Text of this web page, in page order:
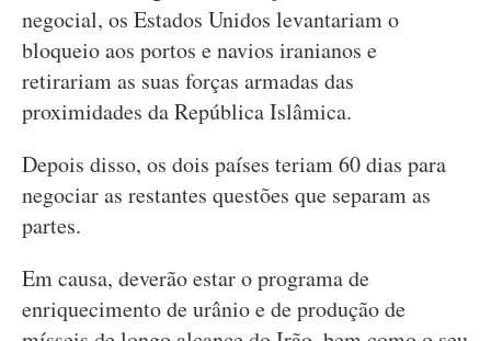
negocial, os Estados Unidos levantariam o
bloqueio aos portos e navios iranianos e
retirariam as suas forças armadas das
proximidades da República Islâmica.
Depois disso, os dois países teriam 60 dias para
negociar as restantes questões que separam as
partes.
Em causa, deverão estar o programa de
enriquecimento de urânio e de produção de